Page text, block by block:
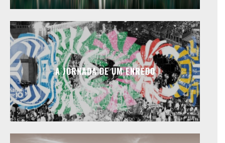
A JORNADA DE UM ENREDO